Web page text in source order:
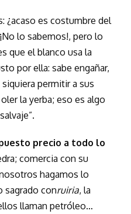
¿acaso es costumbre del
lo sabemos!, pero lo
que el blanco usa la
por ella: sabe engañar,
permitir a sus
la yerba; eso es algo
precio a todo lo
comercia con su
hagamos lo
sagrado conruiria, la
llaman petróleo…